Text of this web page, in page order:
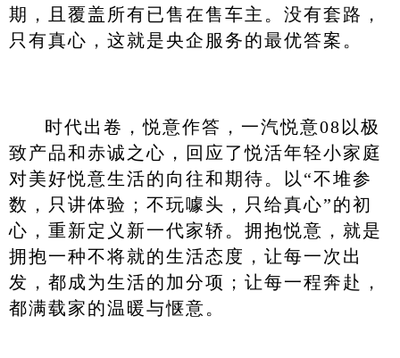
期，且覆盖所有已售在售车主。没有套路，
只有真心，这就是央企服务的最优答案。
时代出卷，悦意作答，一汽悦意08以极
致产品和赤诚之心，回应了悦活年轻小家庭
对美好悦意生活的向往和期待。以“不堆参
数，只讲体验；不玩噱头，只给真心”的初
心，重新定义新一代家轿。拥抱悦意，就是
拥抱一种不将就的生活态度，让每一次出
发，都成为生活的加分项；让每一程奔赴，
都满载家的温暖与惬意。